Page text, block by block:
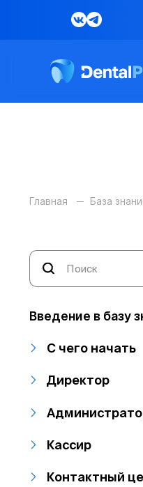
Главная База
Введение в базу
С чего начать
Директор
Кассир
Контактный